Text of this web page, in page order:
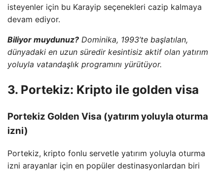
isteyenler için bu Karayip seçenekleri cazip kalmaya
devam ediyor.
Biliyor muydunuz? Dominika, 1993’te başlatılan,
dünyadaki en uzun süredir kesintisiz aktif olan yatırım
yoluyla vatandaşlık programını yürütüyor.
3. Portekiz: Kripto ile golden visa
Portekiz Golden Visa (yatırım yoluyla oturma
izni)
Portekiz, kripto fonlu servetle yatırım yoluyla oturma
izni arayanlar için en popüler destinasyonlardan biri